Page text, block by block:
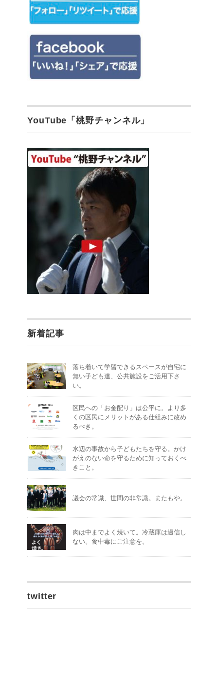
YouTube「桃野チャンネル」
新着記事
落ち着いて学習できるスペースが自宅に
無い子ども達、公共施設をご活用下さ
い。
区民への「お金配り」は公平に。より多
くの区民にメリットがある仕組みに改め
るべき。
水辺の事故から子どもたちを守る。かけ
がえのない命を守るために知っておくべ
きこと。
議会の常識、世間の非常識。またもや。
肉は中までよく焼いて。冷蔵庫は過信し
ない。食中毒にご注意を。
twitter